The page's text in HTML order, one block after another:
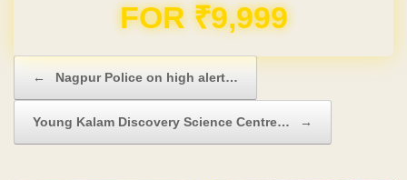
Domain & Hosting FREE for 1 Year
← Nagpur Police on high alert…
Young Kalam Discovery Science Centre… →